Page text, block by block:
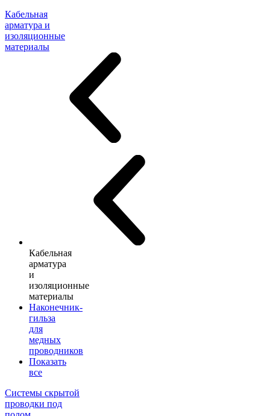
Кабельная
арматура и
изоляционные
материалы
Кабельная
арматура
и
изоляционные
материалы
Наконечник-
гильза
для
медных
проводников
Показать
все
Системы скрытой
проводки под